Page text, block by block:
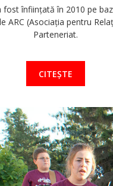
fost înfiinţată în 2010 pe
ARC (Asociaţia pentru
Parteneriat.
CITEȘTE